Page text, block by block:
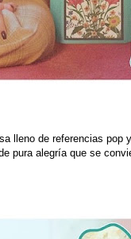
lleno de referencias
pura alegría que se